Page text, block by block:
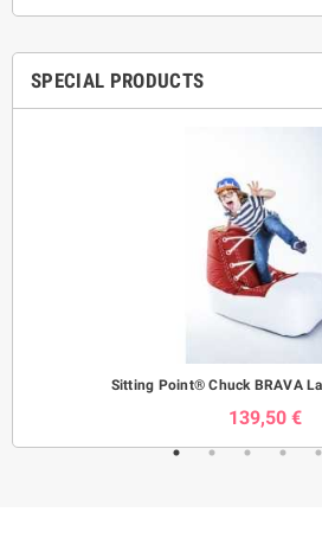
SPECIAL PRODUCTS
Sitting Point® Chuck BRAVA
139,50 €